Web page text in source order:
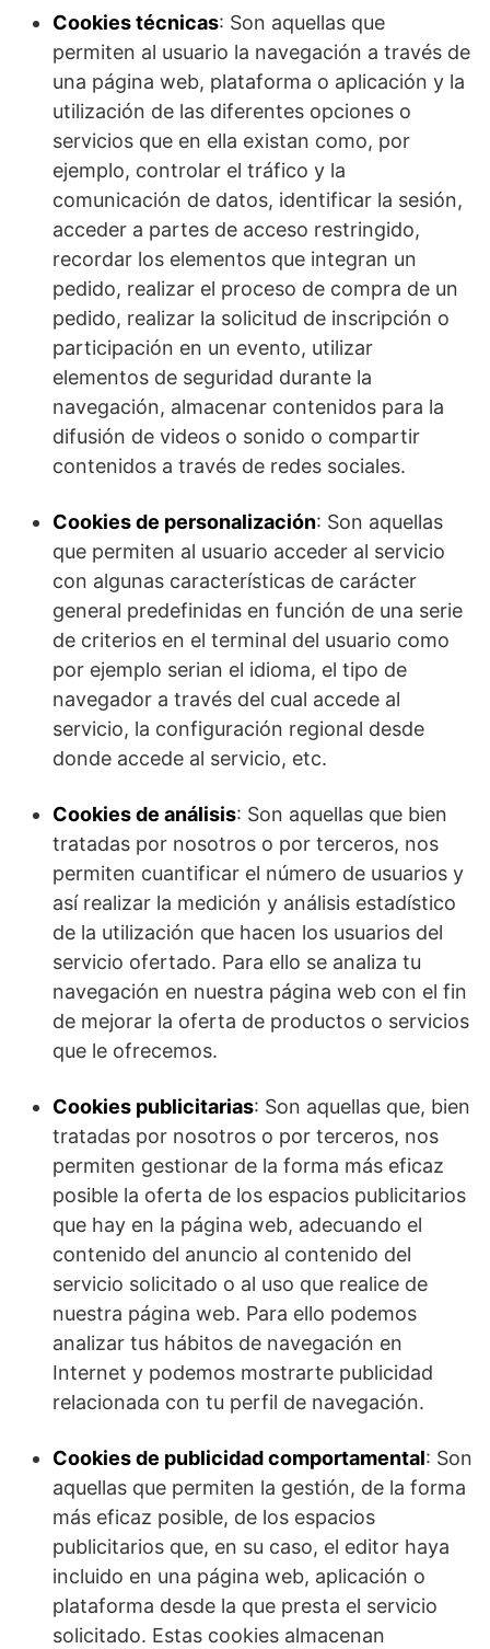
Cookies técnicas: Son aquellas que
permiten al usuario la navegación a través de
una página web, plataforma o aplicación y la
utilización de las diferentes opciones o
servicios que en ella existan como, por
ejemplo, controlar el tráfico y la
comunicación de datos, identificar la sesión,
acceder a partes de acceso restringido,
recordar los elementos que integran un
pedido, realizar el proceso de compra de un
pedido, realizar la solicitud de inscripción o
participación en un evento, utilizar
elementos de seguridad durante la
navegación, almacenar contenidos para la
difusión de videos o sonido o compartir
contenidos a través de redes sociales.
Cookies de personalización: Son aquellas
que permiten al usuario acceder al servicio
con algunas características de carácter
general predefinidas en función de una serie
de criterios en el terminal del usuario como
por ejemplo serian el idioma, el tipo de
navegador a través del cual accede al
servicio, la configuración regional desde
donde accede al servicio, etc.
Cookies de análisis: Son aquellas que bien
tratadas por nosotros o por terceros, nos
permiten cuantificar el número de usuarios y
así realizar la medición y análisis estadístico
de la utilización que hacen los usuarios del
servicio ofertado. Para ello se analiza tu
navegación en nuestra página web con el fin
de mejorar la oferta de productos o servicios
que le ofrecemos.
Cookies publicitarias: Son aquellas que, bien
tratadas por nosotros o por terceros, nos
permiten gestionar de la forma más eficaz
posible la oferta de los espacios publicitarios
que hay en la página web, adecuando el
contenido del anuncio al contenido del
servicio solicitado o al uso que realice de
nuestra página web. Para ello podemos
analizar tus hábitos de navegación en
Internet y podemos mostrarte publicidad
relacionada con tu perfil de navegación.
Cookies de publicidad comportamental: Son
aquellas que permiten la gestión, de la forma
más eficaz posible, de los espacios
publicitarios que, en su caso, el editor haya
incluido en una página web, aplicación o
plataforma desde la que presta el servicio
solicitado. Estas cookies almacenan